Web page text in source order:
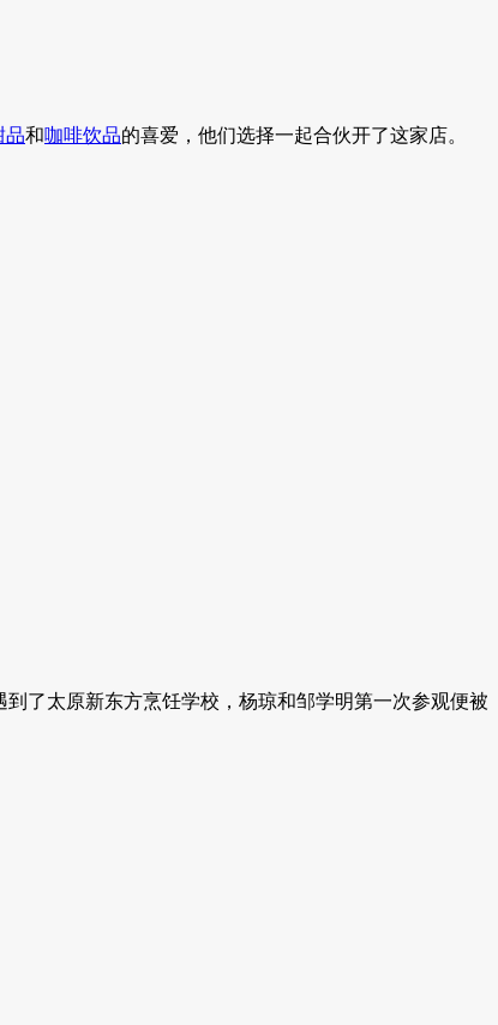
品和咖啡饮品的喜爱，他们选择一起合伙开了这家店。
了太原新东方烹饪学校，杨琼和邹学明第一次参观便被